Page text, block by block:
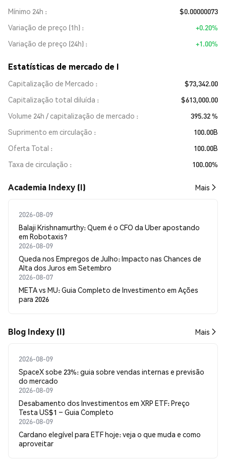
Mínimo 24h
$0.00000073
Variação de preço (1h)
+0.20%
Variação de preço (24h)
+1.00%
Estatísticas de mercado de I
Capitalização de Mercado
$73,342.00
Capitalização total diluída
$613,000.00
Volume 24h / capitalização de mercado
395.32 %
Suprimento em circulação
100.00B
Oferta Total
100.00B
Taxa de circulação
100.00%
Academia Indexy (I) Mais
2026-08-09
Balaji Krishnamurthy: Quem é o CFO da Uber apostando
em Robotaxis?
2026-08-09
Queda nos Empregos de Julho: Impacto nas Chances de
Alta dos Juros em Setembro
2026-08-07
META vs MU: Guia Completo de Investimento em Ações
para 2026
Blog Indexy (I) Mais
2026-08-09
SpaceX sobe 23%: guia sobre vendas internas e previsão
do mercado
2026-08-09
Desabamento dos Investimentos em XRP ETF: Preço
Testa US$1 – Guia Completo
2026-08-09
Cardano elegível para ETF hoje: veja o que muda e como
aproveitar